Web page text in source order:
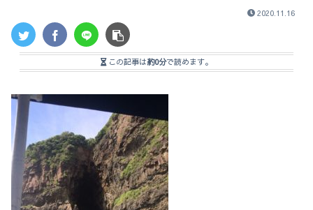
2020.11.16
この記事は約0分で読めます。